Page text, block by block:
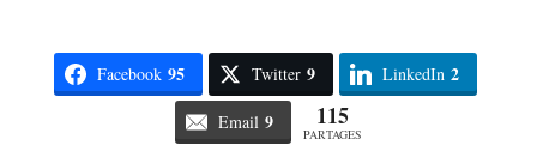
Facebook 95 Twitter 9 LinkedIn 2
Email 9 115
PARTAGES